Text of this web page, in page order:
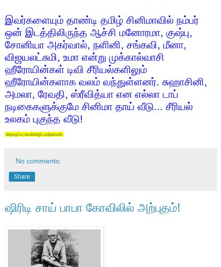
இவர்களையும் தாண்டி தமிழ் சினிமாவில் நம்பர்
ஒன் இடத்திலிருந்த ஆச்சி மனோரமா, குஷ்பு,
சோனியா அகர்வால், நளினி, சங்கவி, மீனா,
விஜயலட்சுமி, உமா என்று முக்கால்வாசி
ஹீரோயின்கள் டிவி சீரியல்களிலும்
ஹீரோயின்களாக வலம் வந்துள்ளனர். சுஹாசினி,
அமலா, ரேவதி, ஸ்ரீவித்யா என எல்லா டாப்
நடிகைகளுக்குமே சினிமா தாய் வீடு... சீரியல்
உலகம் புகுந்த வீடு!
-தொகுப்பு:கயல்விழி,பரந்தாமன்.
No comments:
Share
ஷிரிடி சாய் பாபா கோவிலில் அற்புதம்!